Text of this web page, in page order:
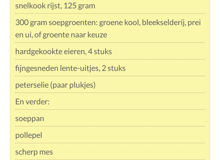
snelkook rijst, 125 gram
300 gram soepgroenten: groene kool, bleekselderij, prei
en ui, of groente naar keuze
hardgekookte eieren, 4 stuks
fijngesneden lente-uitjes, 2 stuks
peterselie (paar plukjes)
En verder:
soeppan
pollepel
scherp mes